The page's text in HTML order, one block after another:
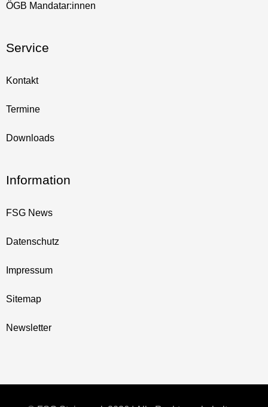
ÖGB Mandatar:innen
Service
Kontakt
Termine
Downloads
Information
FSG News
Datenschutz
Impressum
Sitemap
Newsletter